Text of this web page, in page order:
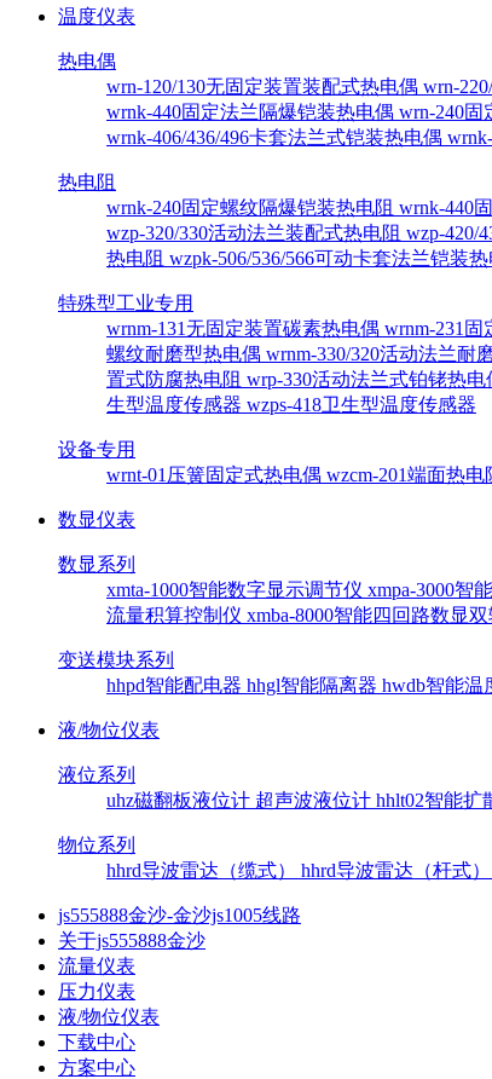
温度仪表
热电偶
wrn-120/130无固定装置装配式热电偶 wrn-
wrnk-440固定法兰隔爆铠装热电偶 wrn-240固
wrnk-406/436/496卡套法兰式铠装热电偶
热电阻
wrnk-240固定螺纹隔爆铠装热电阻 wrnk-440
wzp-320/330活动法兰装配式热电阻 wzp-420/
热电阻 wzpk-506/536/566可动卡套法兰铠装热
特殊型工业专用
wrnm-131无固定装置碳素热电偶 wrnm-231
螺纹耐磨型热电偶 wrnm-330/320活动法兰耐
置式防腐热电阻 wrp-330活动法兰式铂铑热电
生型温度传感器 wzps-418卫生型温度传感器
设备专用
wrnt-01压簧固定式热电偶 wzcm-201端面热电
数显仪表
数显系列
xmta-1000智能数字显示调节仪 xmpa-3000智
流量积算控制仪 xmba-8000智能四回路数显
变送模块系列
hhpd智能配电器 hhgl智能隔离器 hwdb智能温
液/物位仪表
液位系列
uhz磁翻板液位计 超声波液位计 hhlt02智能扩
物位系列
hhrd导波雷达（缆式） hhrd导波雷达（杆式）
js555888金沙-金沙js1005线路
关于js555888金沙
流量仪表
压力仪表
液/物位仪表
下载中心
方案中心